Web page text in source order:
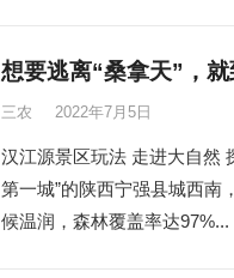
想要逃离“桑拿天”，
三农 2022年7月5日
汉江源景区玩法 走进大自然
第一城”的陕西宁强县城西南
候温润，森林覆盖率达97%...